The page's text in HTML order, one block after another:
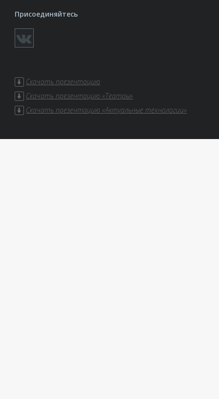
Присоединяйтесь
Скачать презентацию
Скачать презентацию «Театры»
Скачать презентацию «Актуальные технологии»